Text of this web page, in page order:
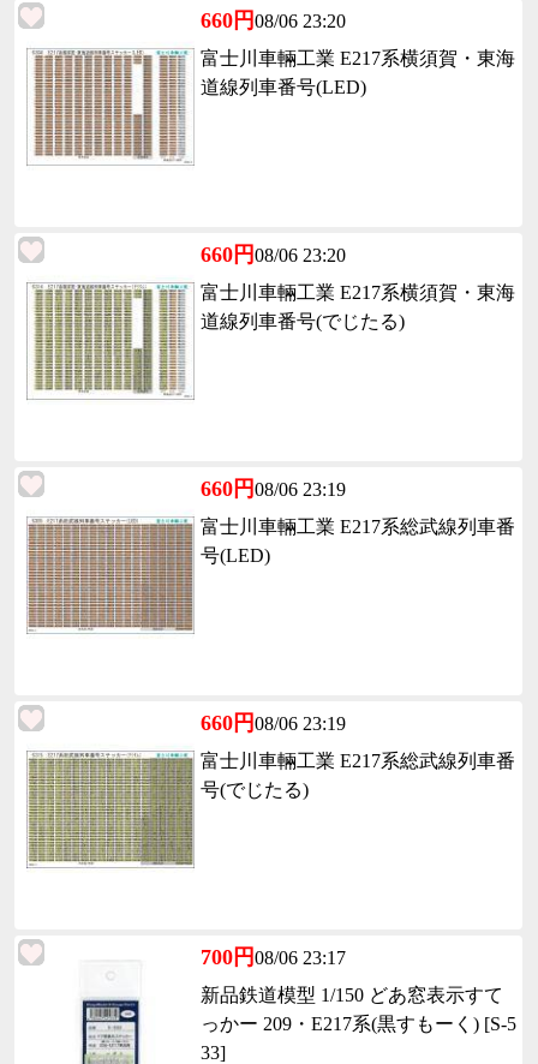
660円08/06 23:20
富士川車輛工業 E217系横須賀・東海
道線列車番号(LED)
660円08/06 23:20
富士川車輛工業 E217系横須賀・東海
道線列車番号(でじたる)
660円08/06 23:19
富士川車輛工業 E217系総武線列車番
号(LED)
660円08/06 23:19
富士川車輛工業 E217系総武線列車番
号(でじたる)
700円08/06 23:17
新品鉄道模型 1/150 どあ窓表示すて
っかー 209・E217系(黒すもーく) [S-5
33]